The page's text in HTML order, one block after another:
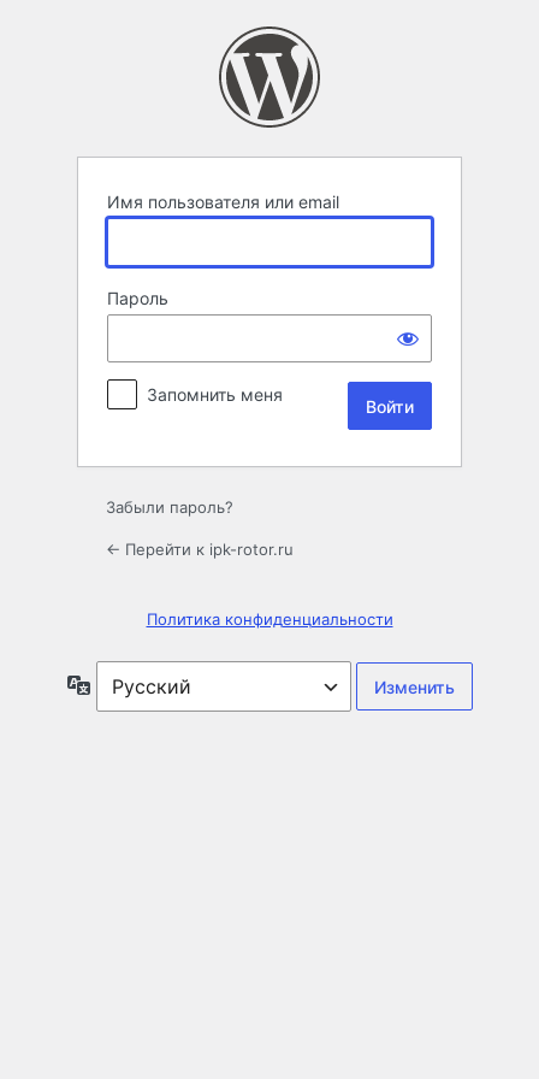
Имя пользователя или email
Пароль
Запомнить меня
Забыли пароль?
← Перейти к ipk-rotor.ru
Политика конфиденциальности
Язык